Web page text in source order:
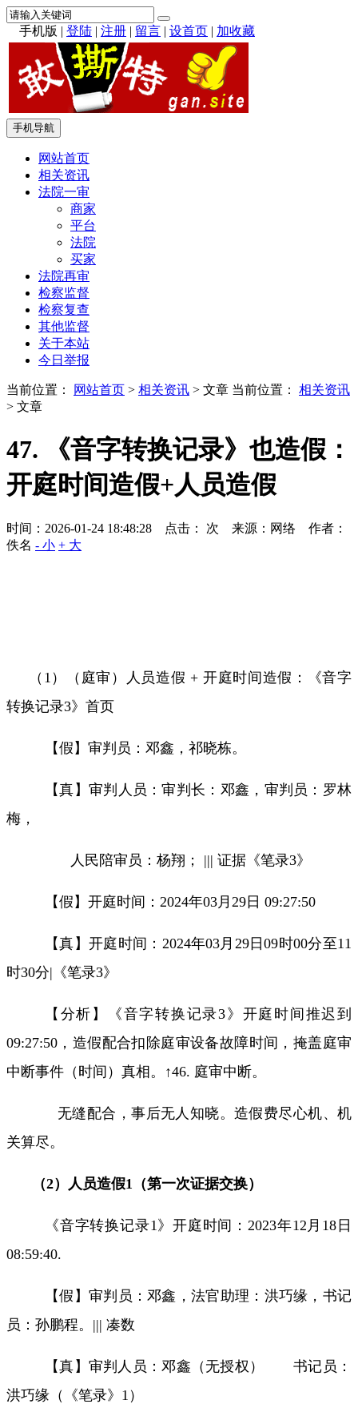
手机版 | 登陆 | 注册 | 留言 | 设首页 | 加收藏
手机导航
网站首页
相关资讯
法院一审
商家
平台
法院
买家
法院再审
检察监督
检察复查
其他监督
关于本站
今日举报
当前位置： 网站首页 > 相关资讯 > 文章 当前位置： 相关资讯
> 文章
47. 《音字转换记录》也造假：
开庭时间造假+人员造假
时间：2026-01-24 18:48:28 点击： 次 来源：网络 作者：
佚名 - 小 + 大
（ 1 ）（庭审）人员造假 + 开庭时间造假：
《音字
转换记录3》首页
【假】审判员： 邓鑫，祁晓栋。
【真】审判人员：审判长：邓鑫，审判员：罗林
梅，
人民陪审员：杨翔； ||| 证据《笔录3》
【假】开庭时间 ： 2024年03 月 29日 09:27:50
【真】开庭时间： 2024年03 月 29日09时00分至11
时30分| 《笔录3》
【分析】《音字转换记录3》开庭时间推迟到
09:27:50 ，造假配合扣除庭审设备故障时间，掩盖庭审
中断事件（时间）真相。 ↑46. 庭审中断。
无缝配合，事后无人知晓。造假费尽心机、机
关算尽。
（2）人员造假1 （第一次证据交换）
《音字转换记录1 》开庭时间： 2023年12 月 18 日
08:59:40.
【假】审判员：邓鑫，法官助理：洪巧缘，书记
员：孙鹏程。 ||| 凑数
【真】审判人员：邓鑫（无授权）
书记员：
洪巧缘（《笔录》 1 ）